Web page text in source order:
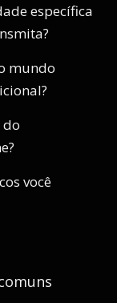
específica
mundo
do
você